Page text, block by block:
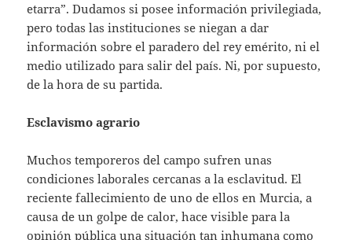
etarra”. Dudamos si posee información privilegiada,
pero todas las instituciones se niegan a dar
información sobre el paradero del rey emérito, ni el
medio utilizado para salir del país. Ni, por supuesto,
de la hora de su partida.
Esclavismo agrario
Muchos temporeros del campo sufren unas
condiciones laborales cercanas a la esclavitud. El
reciente fallecimiento de uno de ellos en Murcia, a
causa de un golpe de calor, hace visible para la
opinión pública una situación tan inhumana como